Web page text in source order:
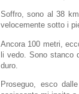
Soffro, sono al 38
velocemente sotto i
Ancora 100 metri,
li vedo. Sono stanco
duro.
Proseguo, esco